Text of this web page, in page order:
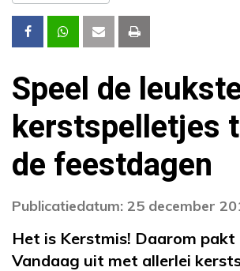
Speel de
kerstspelletjes
de feestdagen
Publicatiedatum: 25 december
Het is Kerstmis! Daarom pakt
Vandaag uit met allerlei